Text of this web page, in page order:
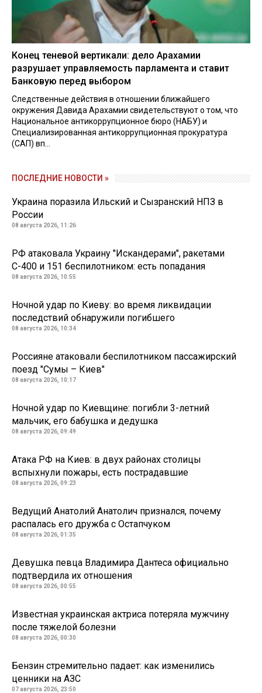
Конец теневой вертикали: дело Арахамии
разрушает управляемость парламента и ставит
Банковую перед выбором
Следственные действия в отношении ближайшего
окружения Давида Арахамии свидетельствуют о том, что
Национальное антикоррупционное бюро (НАБУ) и
Специализированная антикоррупционная прокуратура
(САП) вп...
ПОСЛЕДНИЕ НОВОСТИ »
Украина поразила Ильский и Сызранский НПЗ в
России
08 августа 2026, 11:26
РФ атаковала Украину "Искандерами", ракетами
С-400 и 151 беспилотником: есть попадания
08 августа 2026, 10:55
Ночной удар по Киеву: во время ликвидации
последствий обнаружили погибшего
08 августа 2026, 10:34
Россияне атаковали беспилотником пассажирский
поезд "Сумы – Киев"
08 августа 2026, 10:17
Ночной удар по Киевщине: погибли 3-летний
мальчик, его бабушка и дедушка
08 августа 2026, 09:49
Атака РФ на Киев: в двух районах столицы
вспыхнули пожары, есть пострадавшие
08 августа 2026, 09:23
Ведущий Анатолий Анатолич признался, почему
распалась его дружба с Остапчуком
08 августа 2026, 01:35
Девушка певца Владимира Дантеса официально
подтвердила их отношения
08 августа 2026, 00:55
Известная украинская актриса потеряла мужчину
после тяжелой болезни
08 августа 2026, 00:30
Бензин стремительно падает: как изменились
ценники на АЗС
07 августа 2026, 23:50